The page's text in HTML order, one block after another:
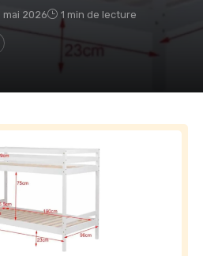
mai 2026 1 min de lecture